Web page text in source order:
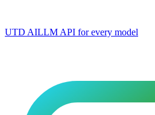
UTD AILLM API for every model